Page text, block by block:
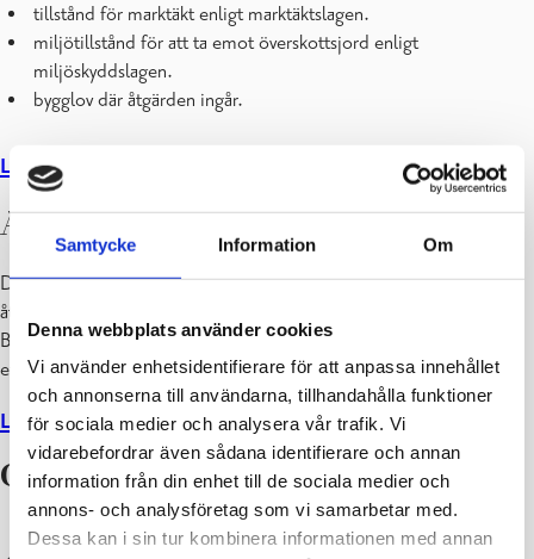
Samtycke Information Om
Denna webbplats använder cookies
Vi använder enhetsidentifierare för att anpassa innehållet
och annonserna till användarna, tillhandahålla funktioner
för sociala medier och analysera vår trafik. Vi
vidarebefordrar även sådana identifierare och annan
information från din enhet till de sociala medier och
annons- och analysföretag som vi samarbetar med.
Dessa kan i sin tur kombinera informationen med annan
Kontaktuppgifter
Korrigering av byggnadsregistret
Lov för avloppsvattensystem
Lov för jordbyggnadsarbeten
Syner och granskningar
tillstånd för marktäkt enligt marktäktslagen.
miljötillstånd för att ta emot överskottsjord enligt
miljöskyddslagen.
bygglov där åtgärden ingår.
Läs mer om när du behöver ett tillstånd för miljöåtgärd.
Ansökan
Du kan ansöka om du äger eller är innehavare av marken där
åtgärden ska göras. I annat fall behöver du en fullmakt.
Behandlingsavgiften är 246 €. Till ansökan behöver du alltid göra
ett grannhörande, som du kan göra själv eller be oss att göra.
Läs mer om grannhörandet.
Gör så här:
Samla alla bilagor du behöver (se bilagor nedan).